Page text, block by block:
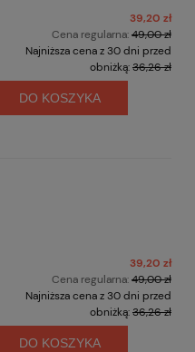
39,20 zł
Cena regularna:49,00 zł
Najniższa cena z 30 dni przed
obniżką:36,26 zł
DO KOSZYKA
39,20 zł
Cena regularna:49,00 zł
Najniższa cena z 30 dni przed
obniżką:36,26 zł
DO KOSZYKA